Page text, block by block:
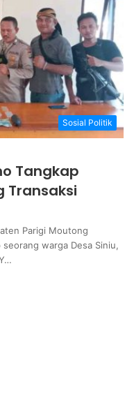
Sosial Politik
Tangkap
Transaksi
Parigi Moutong
warga Desa Siniu,